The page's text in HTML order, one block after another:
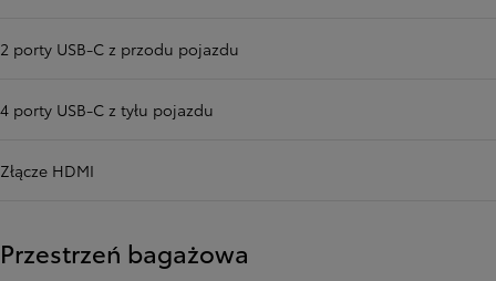
2 porty USB-C z przodu pojazdu
4 porty USB-C z tyłu pojazdu
Złącze HDMI
Przestrzeń bagażowa